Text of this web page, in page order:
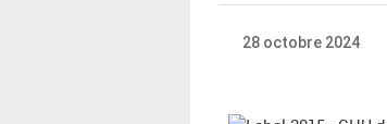
28 octobre 2024